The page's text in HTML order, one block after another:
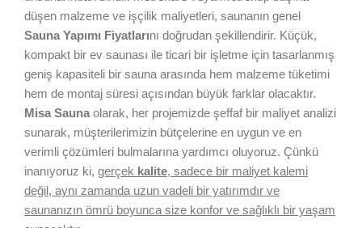
düşen malzeme ve işçilik maliyetleri, saunanın genel
Sauna Yapımı Fiyatlarını doğrudan şekillendirir. Küçük,
kompakt bir ev saunası ile ticari bir işletme için tasarlanmış
geniş kapasiteli bir sauna arasında hem malzeme tüketimi
hem de montaj süresi açısından büyük farklar olacaktır.
Misa Sauna olarak, her projemizde şeffaf bir maliyet analizi
sunarak, müşterilerimizin bütçelerine en uygun ve en
verimli çözümleri bulmalarına yardımcı oluyoruz. Çünkü
inanıyoruz ki, gerçek kalite, sadece bir maliyet kalemi
değil, aynı zamanda uzun vadeli bir yatırımdır ve
saunanızın ömrü boyunca size konfor ve sağlıklı bir yaşam